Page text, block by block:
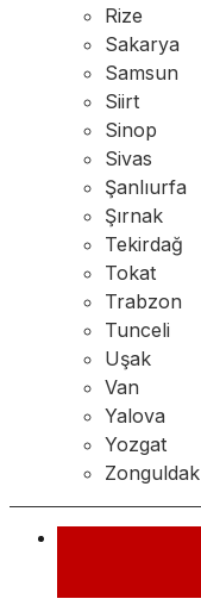
Rize
Sakarya
Samsun
Siirt
Sinop
Sivas
Şanlıurfa
Şırnak
Tekirdağ
Tokat
Trabzon
Tunceli
Uşak
Van
Yalova
Yozgat
Zonguldak